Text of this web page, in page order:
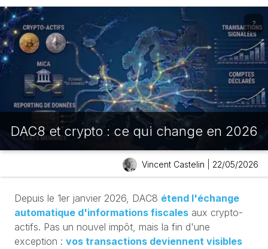
?
DAC8 et crypto : ce qui change en 2026
Vincent Castelin 22/05/2026
Depuis le 1er janvier 2026, DAC8 étend l'échange
automatique d'informations fiscales aux crypto-
actifs. Pas un nouvel impôt, mais la fin d'une
exception : vos transactions deviennent visibles